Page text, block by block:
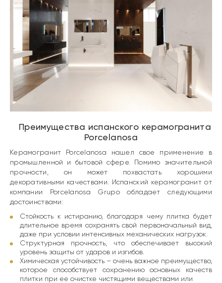
Преимущества испанского керамогранита
Porcelanosa
Керамогранит Porcelanosa нашел свое применение в
промышленной и бытовой сфере. Помимо значительной
прочности, он может похвастать хорошими
декоративными качествами. Испанский керамогранит от
компании Porcelanosa Grupo обладает следующими
достоинствами:
Стойкость к истиранию, благодаря чему плитка будет
длительное время сохранять свой первоначальный вид,
даже при условии интенсивных механических нагрузок.
Структурная прочность, что обеспечивает высокий
уровень защиты от ударов и изгибов.
Химическая устойчивость – очень важное преимущество,
которое способствует сохранению основных качеств
плитки при ее очистке чистящими веществами или